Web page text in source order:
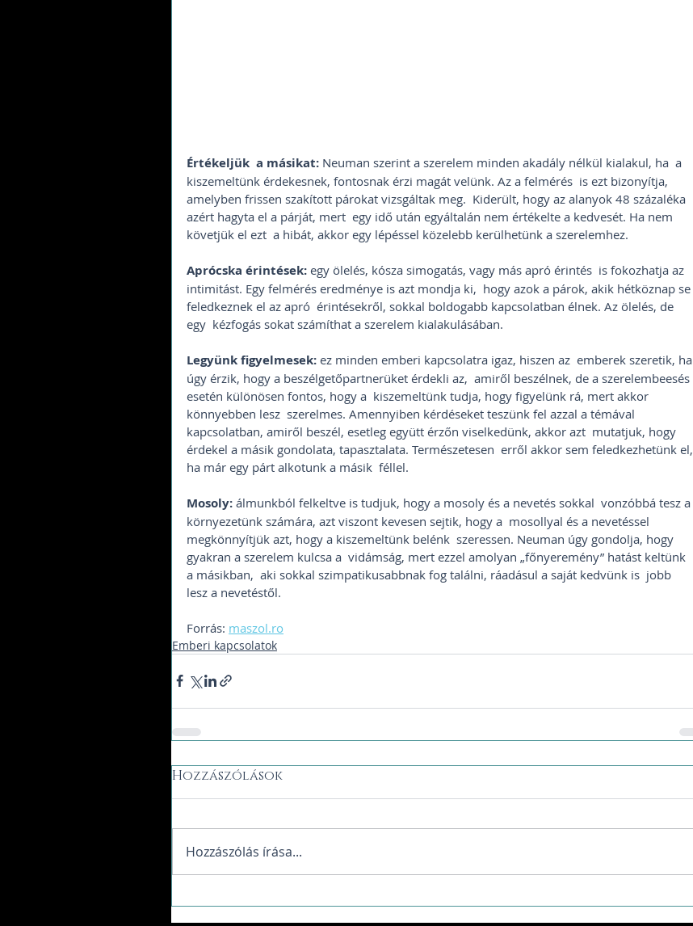
Értékeljük  a másikat: Neuman szerint a szerelem minden akadály nélkül kialakul, ha  a
kiszemeltünk érdekesnek, fontosnak érzi magát velünk. Az a felmérés  is ezt bizonyítja,
amelyben frissen szakított párokat vizsgáltak meg.  Kiderült, hogy az alanyok 48 százaléka
azért hagyta el a párját, mert  egy idő után egyáltalán nem értékelte a kedvesét. Ha nem
követjük el ezt  a hibát, akkor egy lépéssel közelebb kerülhetünk a szerelemhez.
Aprócska érintések: egy ölelés, kósza simogatás, vagy más apró érintés  is fokozhatja az
intimitást. Egy felmérés eredménye is azt mondja ki,  hogy azok a párok, akik hétköznap se
feledkeznek el az apró  érintésekről, sokkal boldogabb kapcsolatban élnek. Az ölelés, de
egy  kézfogás sokat számíthat a szerelem kialakulásában.
Legyünk figyelmesek: ez minden emberi kapcsolatra igaz, hiszen az  emberek szeretik, ha
úgy érzik, hogy a beszélgetőpartnerüket érdekli az,  amiről beszélnek, de a szerelembeesés
esetén különösen fontos, hogy a  kiszemeltünk tudja, hogy figyelünk rá, mert akkor
könnyebben lesz  szerelmes. Amennyiben kérdéseket teszünk fel azzal a témával
kapcsolatban, amiről beszél, esetleg együtt érzőn viselkedünk, akkor azt  mutatjuk, hogy
érdekel a másik gondolata, tapasztalata. Természetesen  erről akkor sem feledkezhetünk el,
ha már egy párt alkotunk a másik  féllel.
Mosoly: álmunkból felkeltve is tudjuk, hogy a mosoly és a nevetés sokkal  vonzóbbá tesz a
környezetünk számára, azt viszont kevesen sejtik, hogy a  mosollyal és a nevetéssel
megkönnyítjük azt, hogy a kiszemeltünk belénk  szeressen. Neuman úgy gondolja, hogy
gyakran a szerelem kulcsa a  vidámság, mert ezzel amolyan „főnyeremény” hatást keltünk
a másikban,  aki sokkal szimpatikusabbnak fog találni, ráadásul a saját kedvünk is  jobb
lesz a nevetéstől.
Forrás: maszol.ro
Emberi kapcsolatok
Hozzászólások
Hozzászólás írása...